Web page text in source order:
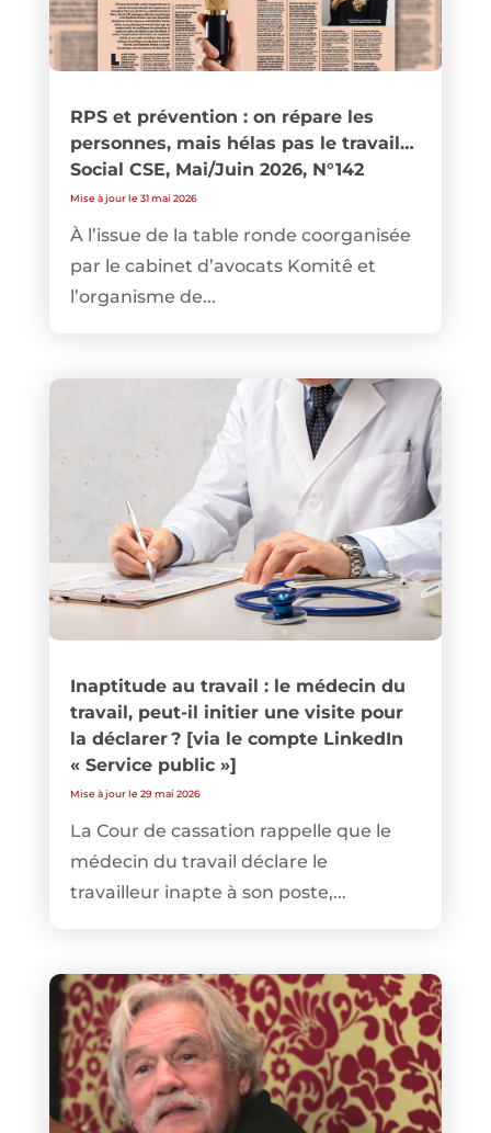
RPS et prévention : on répare les
personnes, mais hélas pas le travail…
Social CSE, Mai/Juin 2026, N°142
Mise à jour le 31 mai 2026
À l’issue de la table ronde coorganisée
par le cabinet d’avocats Komitê et
l’organisme de...
Inaptitude au travail : le médecin du
travail, peut-il initier une visite pour
la déclarer ? [via le compte LinkedIn
« Service public »]
Mise à jour le 29 mai 2026
La Cour de cassation rappelle que le
médecin du travail déclare le
travailleur inapte à son poste,...